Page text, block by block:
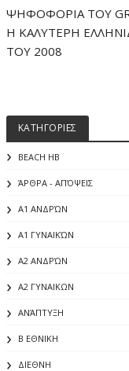
ΨΗΦΟΦΟΡΙΑ ΤΟΥ
H ΚΑΛΥΤΕΡΗ
ΤΟΥ 2008
ΚΑΤΗΓΟΡΙΕΣ
BEACH HB
ΆΡΘΡΑ - ΑΠΌΨΕΙΣ
Α1 ΑΝΔΡΏΝ
Α1 ΓΥΝΑΙΚΏΝ
Α2 ΑΝΔΡΏΝ
Α2 ΓΥΝΑΙΚΩΝ
ΑΝΆΠΤΥΞΗ
Β ΕΘΝΙΚΗ
ΔΙΕΘΝΗ